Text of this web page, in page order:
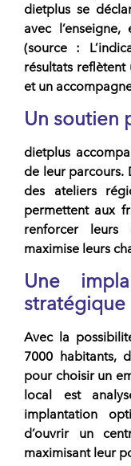
dietplus se
avec l’enseigne,
(source :
résultats
et un
Un soutien
dietplus
de leur parcours.
des ateliers
permettent aux
renforcer leurs
maximise leurs
Une
stratégique
Avec la
7000 habitants,
pour choisir un
local est
implantation
d’ouvrir un
maximisant leur